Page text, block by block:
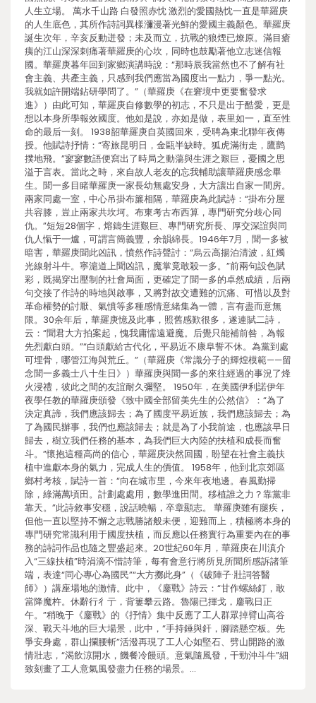
人生立場。 萬水千山路 白發照赤忱 激烈的愛國熱忱一直是華羅庚
的人生底色，其所作詩詞異樣瀰漫著光鮮的愛國主義顏色。華羅庚
誕生次年，辛亥反動迸發；未及而立，抗戰的狼煙已燎原。滿目瘡
痍的江山深深刺痛著華羅庚的心坎，同時也鼓勵著他立志迷信報
國。華羅庚暮年回到家鄉演講時說：“那時辰我當然也不了解有社
會主義、共產主義，只感到我們應當為國度出一點力，爭一點光。
我就如許開端鉆研學問了。”（華羅庚《在窘境中更要奮發求
進》）由此可知，華羅庚自修數學的初志，不只是出于酷愛，更是
想以本身所學報效國度。他如是說，亦如是做，表里如一，直至性
命的最后一刻。 1938韶華羅庚自英國回來，受聘為東北聯年夜傳
授。他賦詩抒情：“寄旅昆明日，金甌半缺時。狐虎滿街走，鷹鹯
撲地飛。”寥寥數語便寫出了時局之動蕩與生涯之艱巨，憂國之思
溢于言表。當此之時，來自故人老友的忘我輔助讓華羅庚感念畢
生。聞一多目睹華羅庚一家長幼無處安身，大方讓出自家一間房。
兩家同處一室，中心吊掛布簾相隔，華羅庚為此賦詩：“掛布分屋
共容膝，豈止兩家共坎坷。布東考古布西算，專門研究分歧心同
仇。”短短28個字，熔鑄生涯艱巨、專門研究所長、厚交深誼與同
仇人愾于一爐，可謂言簡義豐，余韻綿長。1946年7月，聞一多被
暗害，華羅庚聞此凶訊，憤然作詩聲討：“烏云高揚泊清波，紅燭
光線射斗牛。寧滬道上聞凶訊，魔掌竟敢殺一多。”前兩句設色賦
彩，既揭穿出壓制的社會局面，更確定了聞一多的卓然成績，后兩
句交接了作詩的時地與啟事，又將對故交遭難的沉痛、可惜以及對
革命權勢的討厭、氣憤等多種感情意緒集為一體，言有盡而意無
限。30余年后，華羅庚憶及此事，照舊感歎很多，遂連賦二詩，
云：“聞君大方拍案起，愧我庸懦遠避魔。后覺只能補前咎，為報
先烈獻白頭。”“白頭獻給古代化，平易近不康阜誓不休。為黨到處
可埋骨，哪管江海與荒丘。”（華羅庚《常識分子的輝煌模範——留
念聞一多義士八十生日》）華羅庚與聞一多的來往經過的事況了烽
火浸禮，彼此之間的友誼耐久彌堅。 1950年，在美國伊利諾伊年
夜學任教的華羅庚頒發《致中國全部留美先生的公然信》：“為了
決定真諦，我們應該歸去；為了國度平易近族，我們應該歸去；為
了為國民辦事，我們也應該歸去；就是為了小我前途，也應該早日
歸去，樹立我們任務的基本，為我們巨大內陸的扶植和成長而奮
斗。”懷抱這種高尚的信心，華羅庚決然回國，盼望在社會主義扶
植中進獻本身的氣力，完成人生的價值。 1958年，他到北京郊區
鄉村考核，賦詩一首：“向在城市里，今來年夜地邊。春風勤掃
除，綠滿萬頃田。計劃處處用，數學進田間。移植誰之力？靠黨非
靠天。”此詩敘事安穩，說話曉暢，卒章顯志。 華羅庚雖有腿疾，
但他一直以堅持不懈之志戰勝諸般未便，迎難而上，積極將本身的
專門研究常識利用于國度扶植，而反應以任務實行為重要內在的事
務的詩詞作品也隨之豐盛起來。20世紀60年月，華羅庚在川滇介
入“三線扶植”時涓滴不惜詩筆，每有會意行將所見所聞所感訴諸筆
端，表達“同心專心為國民”“大方擲此身”（《破陣子·壯詞答醫
師》）講座場地的激情。此中，《鏖戰》詩云：“甘作螺絲釘，敢
當降魔杵。休辭行彳亍，背簍攀云路。魯陽已揮戈，鏖戰日正
午。”稍晚于《鏖戰》的《抒情》集中反應了工人群眾掉臂山高谷
深、戰天斗地的巨大場景，此中，“手持錘與釬，腳踏懸空板。先
爭安身處，群山攔腰斬”活潑再現了工人心如堅石、劈山開路的激
情壯志，“渴飲涼開水，饑餐冷饅頭。意氣隨風發，干勁沖斗牛”細
致刻畫了工人意氣風發盡力任務的場景。…